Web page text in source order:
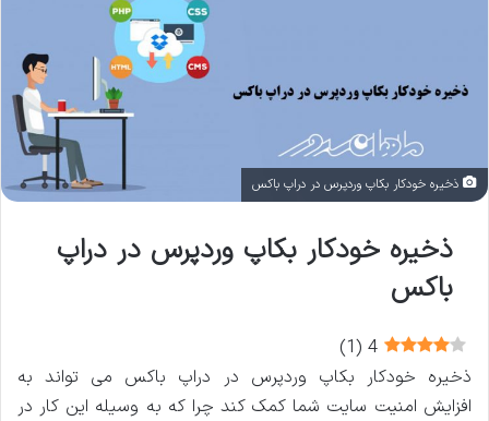
ذخیره خودکار بکاپ وردپرس در دراپ باکس
ذخیره خودکار بکاپ وردپرس در دراپ
باکس
4
(
1
)
ذخیره خودکار بکاپ وردپرس در دراپ باکس می تواند به
افزایش امنیت سایت شما کمک کند چرا که به وسیله این کار در